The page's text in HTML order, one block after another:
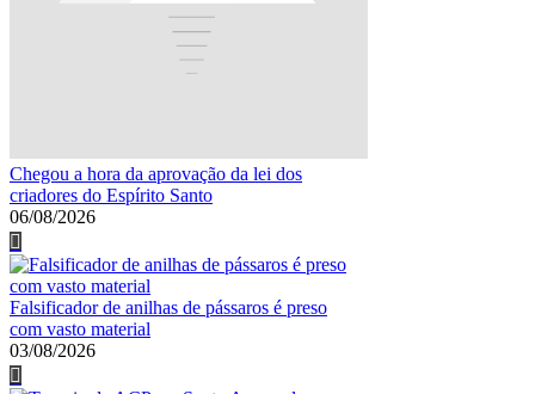
Chegou a hora da aprovação da lei dos
criadores do Espírito Santo
06/08/2026
Falsificador de anilhas de pássaros é preso
com vasto material
03/08/2026